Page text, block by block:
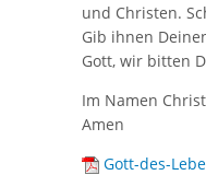
und Christen.
Gib ihnen
Gott, wir bitten
Im Namen
Amen
Gott-des-